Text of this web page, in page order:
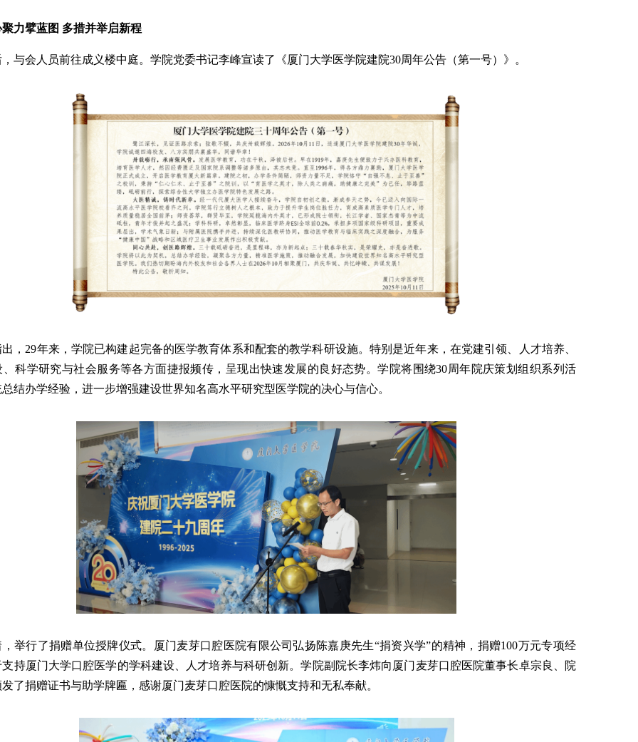
力擘蓝图 多措并举启新程
与会人员前往成义楼中庭。学院党委书记李峰宣读了《厦门大学医学院建院30周年公告（第一号）》。
，29年来，学院已构建起完备的医学教育体系和配套的教学科研设施。特别是近年来，在党建引领、人才培养、
、科学研究与社会服务等各方面捷报频传，呈现出快速发展的良好态势。学院将围绕30周年院庆策划组织系列活
结办学经验，进一步增强建设世界知名高水平研究型医学院的决心与信心。
，举行了捐赠单位授牌仪式。厦门麦芽口腔医院有限公司弘扬陈嘉庚先生“捐资兴学”的精神，捐赠100万元专项经
持厦门大学口腔医学的学科建设、人才培养与科研创新。学院副院长李炜向厦门麦芽口腔医院董事长卓宗良、院
了捐赠证书与助学牌匾，感谢厦门麦芽口腔医院的慷慨支持和无私奉献。